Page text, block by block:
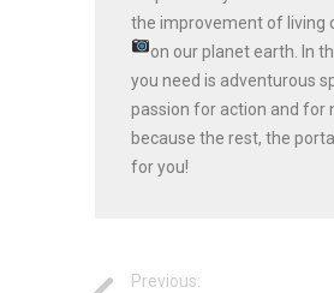
the improvement of living
on our planet earth. In
you need is adventurous
passion for action and for
because the rest, the
for you!
Previous: